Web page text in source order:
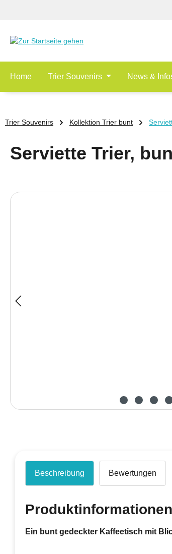
Home Trier Souvenirs News &
Trier Souvenirs Kollektion Trier bunt
Serviette Trier,
Bildergalerie überspringen
Beschreibung Bewertungen
Ein bunt gedeckter Kaffeetisch mit